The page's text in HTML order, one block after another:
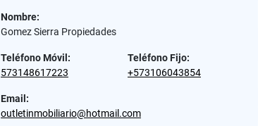
Nombre:
Gomez Sierra Propiedades
Teléfono Móvil:
573148617223
Teléfono Fijo:
+573106043854
Email:
outletinmobiliario@hotmail.com